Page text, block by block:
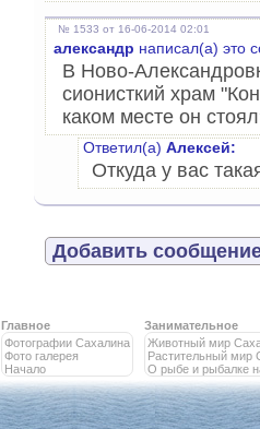
№ 1533 от 16-06-2014 02:01
александр написал(а) это
В Ново-
сионисткий храм
каком месте он
Ответил(а) Алексей:
Откуда у вас
Добавить
Главное
Фотографии Сахалина
Фото галерея
Начало
Занимательное
Животный мир
Растительный мир
О рыбе и рыбалке